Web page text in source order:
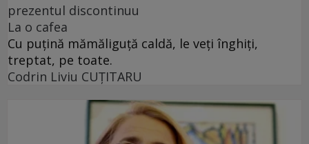
prezentul discontinuu
La o cafea
Cu puţină mămăliguţă caldă, le veţi înghiţi,
treptat, pe toate.
Codrin Liviu CUŢITARU